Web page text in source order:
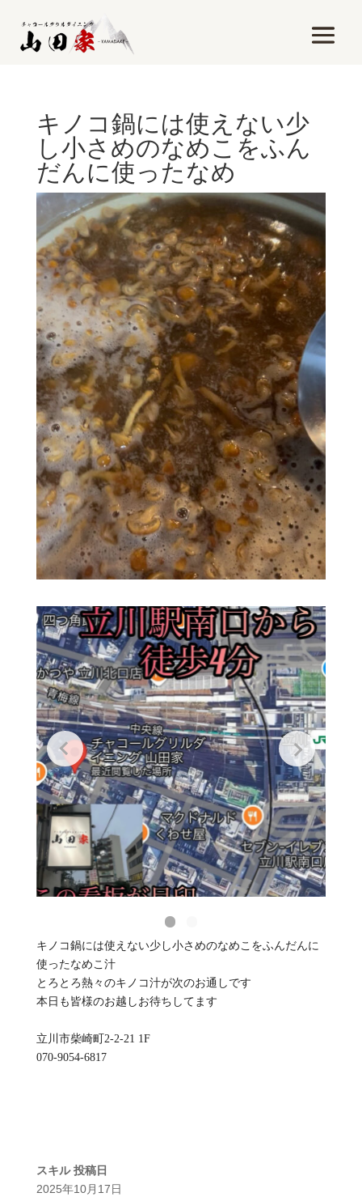
キノコ鍋には使えない少
し小さめのなめこをふん
だんに使ったなめ
キノコ鍋には使えない少し小さめのなめこをふんだんに
使ったなめこ汁‍
とろとろ熱々のキノコ汁が次のお通しです
本日も皆様のお越しお待ちしてます
立川市柴崎町2-2-21 1F
070-9054-6817
スキル 投稿日
2025年10月17日